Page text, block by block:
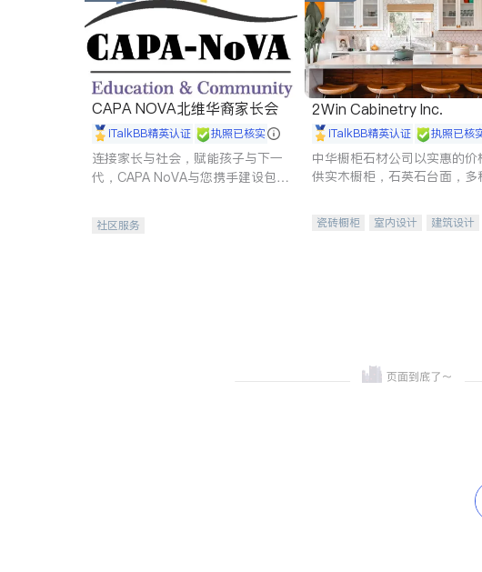
CAPA NOVA北维华裔家长会
iTalkBB精英认证 执照已核实
连接家长与社会，赋能孩子与下一
代，CAPA NoVA与您携手建设包
社区服务
2Win Cabinetry Inc.
iTalkBB精英认证 执照已核
中华橱柜石材公司以实惠的价
供实木橱柜，石英石台面，多
机。品质厨房，家的选择。
瓷砖橱柜 室内设计
建筑设计